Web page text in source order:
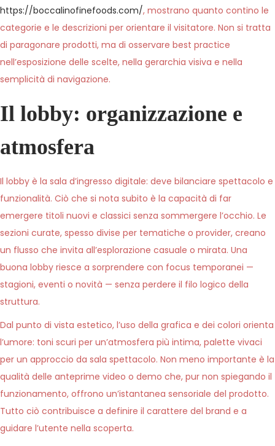
https://boccalinofinefoods.com/, mostrano quanto contino le
categorie e le descrizioni per orientare il visitatore. Non si tratta
di paragonare prodotti, ma di osservare best practice
nell’esposizione delle scelte, nella gerarchia visiva e nella
semplicità di navigazione.
Il lobby: organizzazione e
atmosfera
Il lobby è la sala d’ingresso digitale: deve bilanciare spettacolo e
funzionalità. Ciò che si nota subito è la capacità di far
emergere titoli nuovi e classici senza sommergere l’occhio. Le
sezioni curate, spesso divise per tematiche o provider, creano
un flusso che invita all’esplorazione casuale o mirata. Una
buona lobby riesce a sorprendere con focus temporanei —
stagioni, eventi o novità — senza perdere il filo logico della
struttura.
Dal punto di vista estetico, l’uso della grafica e dei colori orienta
l’umore: toni scuri per un’atmosfera più intima, palette vivaci
per un approccio da sala spettacolo. Non meno importante è la
qualità delle anteprime video o demo che, pur non spiegando il
funzionamento, offrono un’istantanea sensoriale del prodotto.
Tutto ciò contribuisce a definire il carattere del brand e a
guidare l’utente nella scoperta.